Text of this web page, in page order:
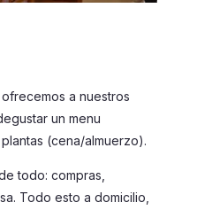
a nuestros
un menu
(cena/almuerzo).
todo: compras,
Todo esto a domicilio,